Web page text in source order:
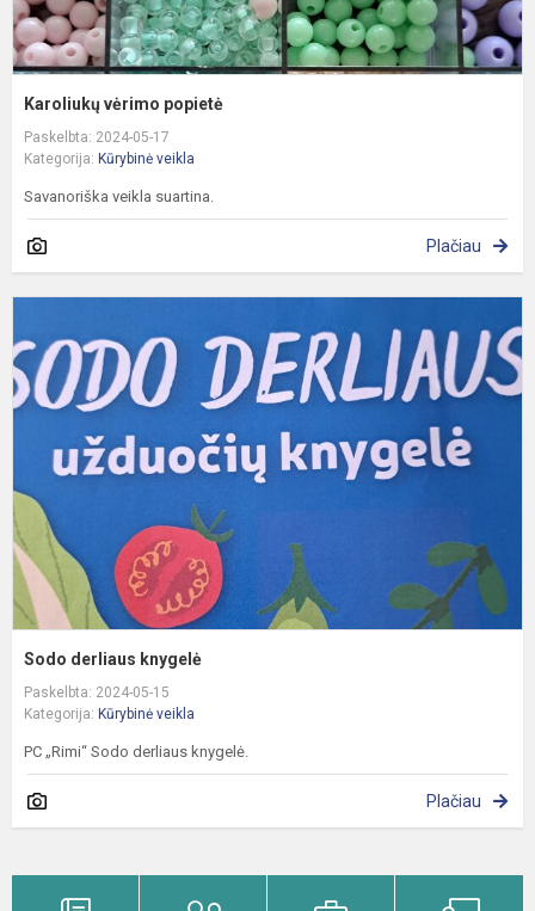
Karoliukų vėrimo popietė
Paskelbta: 2024-05-17
Kategorija: Kūrybinė veikla
Savanoriška veikla suartina.
Plačiau
Sodo derliaus knygelė
Paskelbta: 2024-05-15
Kategorija: Kūrybinė veikla
PC „Rimi“ Sodo derliaus knygelė.
Plačiau